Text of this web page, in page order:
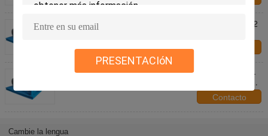
PRESENTACIóN
bomba refrigerante líquida industrial del equipo Lo2
del gas 1-10000L/h
Equipo industrial del gas del GASERO del color 25-
presión del líquido criogénico
Contacto
Cambie la lengua